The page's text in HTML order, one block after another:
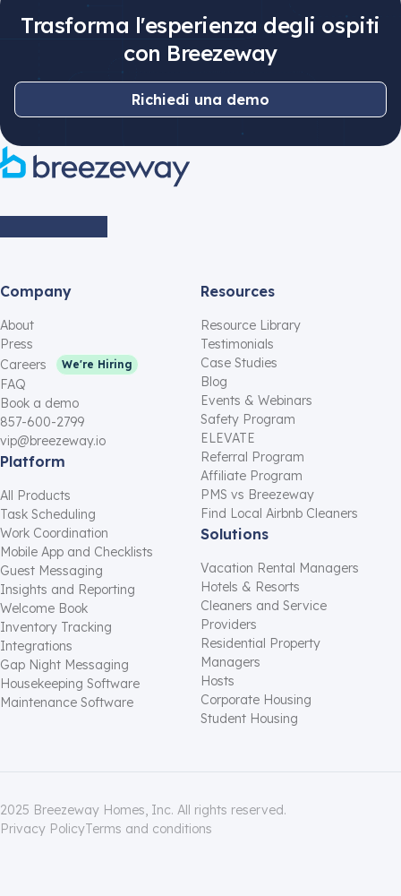
Trasforma l'esperienza degli ospiti
con Breezeway
Richiedi una demo
Company
About
Press
Careers
We're Hiring
FAQ
Book a demo
857-600-2799
vip@breezeway.io
Platform
All Products
Task Scheduling
Work Coordination
Mobile App and Checklists
Guest Messaging
Insights and Reporting
Welcome Book
Inventory Tracking
Integrations
Gap Night Messaging
Housekeeping Software
Maintenance Software
Resources
Resource Library
Testimonials
Case Studies
Blog
Events & Webinars
Safety Program
ELEVATE
Referral Program
Affiliate Program
PMS vs Breezeway
Find Local Airbnb Cleaners
Solutions
Vacation Rental Managers
Hotels & Resorts
Cleaners and Service
Providers
Residential Property
Managers
Hosts
Corporate Housing
Student Housing
2025 Breezeway Homes, Inc. All rights reserved.
Privacy PolicyTerms and conditions